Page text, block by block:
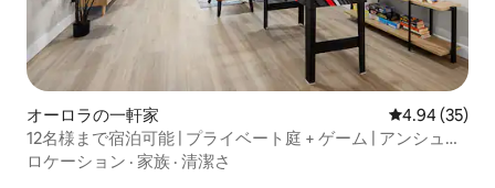
オーロラの一軒家 レビュー35
4.94 (35)
12名様まで宿泊可能 | プライベート庭 + ゲーム | アンシュッ
ツ近く
ロケーション · 家族 · 清潔さ